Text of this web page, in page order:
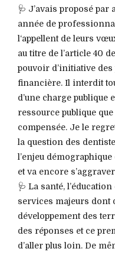
🩺 J’avais proposé par
année de
l‘appellent de leurs
au titre de l’article 40
pouvoir d’initiative
financière. Il interdit
d’une charge publique
ressource publique
compensée. Je le
la question des
l’enjeu
et va encore
🩺 La santé,
services majeurs dont
développement des
des réponses et ce
d’aller plus loin. De